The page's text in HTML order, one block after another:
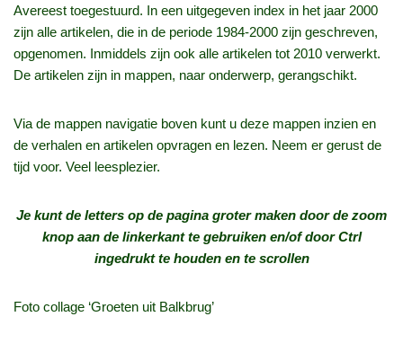
Avereest toegestuurd. In een uitgegeven index in het jaar 2000
zijn alle artikelen, die in de periode 1984-2000 zijn geschreven,
opgenomen. Inmiddels zijn ook alle artikelen tot 2010 verwerkt.
De artikelen zijn in mappen, naar onderwerp, gerangschikt.
Via de mappen navigatie boven kunt u deze mappen inzien en
de verhalen en artikelen opvragen en lezen. Neem er gerust de
tijd voor. Veel leesplezier.
Je kunt de letters op de pagina groter maken door de zoom
knop aan de linkerkant te gebruiken en/of door Ctrl
ingedrukt te houden en te scrollen
Foto collage ‘Groeten uit Balkbrug’